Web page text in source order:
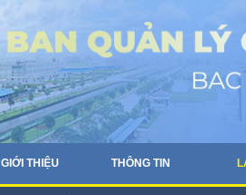
GIỚI THIỆU THÔNG TIN